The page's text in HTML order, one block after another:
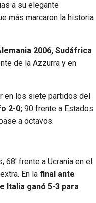
a su elegante
más marcaron la historia
2006, Sudáfrica
de la Azzurra y en
en los siete partidos del
2-0; 90 frente a Estados
a octavos.
frente a Ucrania en el
En la final ante
Italia ganó 5-3 para